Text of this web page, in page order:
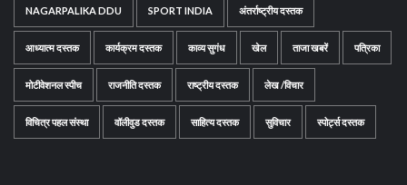
NAGARPALIKA DDU SPORT INDIA अंतर्राष्ट्रीय दस्तक
आध्यात्म दस्तक कार्यक्रम दस्तक काव्य सुगंध खेल ताजा खबरें पत्रिका
मोटीवेशनल स्पीच राजनीति दस्तक राष्ट्रीय दस्तक लेख /विचार
विचित्र पहल संस्था वॉलीवुड दस्तक साहित्य दस्तक सुविचार स्पोर्ट्स दस्तक